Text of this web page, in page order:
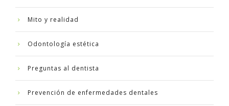
Mito y realidad
Odontología estética
Preguntas al dentista
Prevención de enfermedades dentales